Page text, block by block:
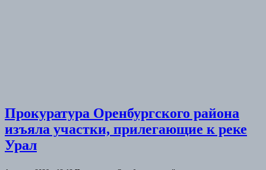
Прокуратура Оренбургского района
изъяла участки, прилегающие к реке
Урал